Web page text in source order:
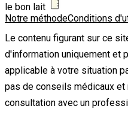
le bon lait
Notre méthodeConditions
Le contenu figurant sur ce
d'information uniquement et
applicable à votre situation
pas de conseils médicaux et
consultation avec un